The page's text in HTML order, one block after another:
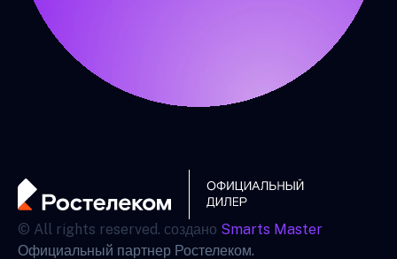
© All rights reserved. создано Smarts Master
Официальный партнер Ростелеком.